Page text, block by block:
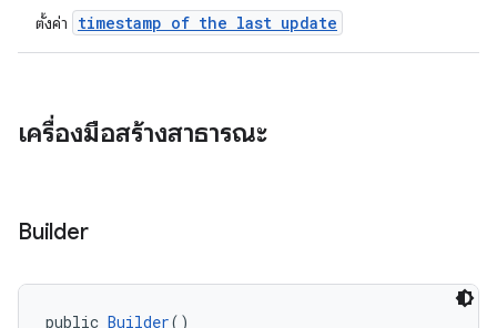
ตั้งค่า timestamp of the last update
เครื่องมือสร้างสาธารณะ
Builder
public Builder()